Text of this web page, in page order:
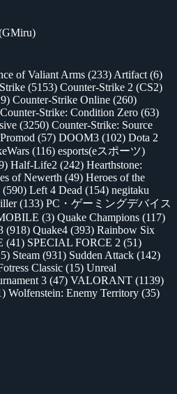
of Valiant Arms (233) Artifact (6)
(5153) Counter-Strike 2 (CS2)
Counter-Strike Online (260)
Counter-Strike: Condition Zero (63)
(3250) Counter-Strike: Source
(57) DOOM3 (102) Dota 2
(116) esports(eスポーツ)
Half-Life2 (242) Hearthstone:
of Newerth (49) Heroes of the
(590) Left 4 Dead (154) negitaku
(133) PC・ゲーミングデバイス
(3) Quake Champions (117)
(918) Quake4 (393) Rainbow Six
(41) SPECIAL FORCE 2 (51)
Steam (931) Sudden Attack (142)
Classic (15) Unreal
3 (47) VALORANT (1139)
Wolfenstein: Enemy Territory (35)